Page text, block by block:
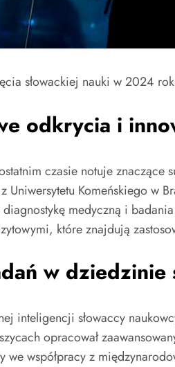
słowackiej nauki w 2024
odkrycia i
czasie notuje
Uniwersytetu Komeńskiego w
medyczną i
które znajdują
w
inteligencji słowaccy
opracował
we współpracy z